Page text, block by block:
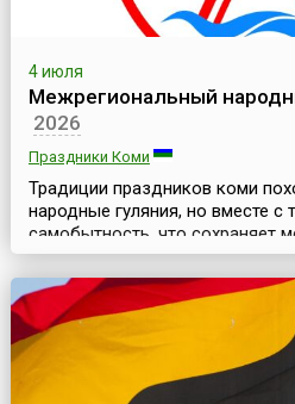
4 июля
Межрегиональный
2026
Праздники Коми
Традиции праздников коми
народные гуляния, но вместе с
самобытность, что сохраняет
их представления о
сенокосной страды, в первые
междуречье рек Ижма и Курья
ижемцы на народные гулянья –
который проходит на заливных
Ижмы, села Ижма Иже...